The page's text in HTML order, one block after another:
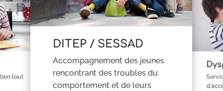
tout
DITEP / SESSAD
Accompagnement des jeunes
rencontrant des troubles du
comportement et de leurs